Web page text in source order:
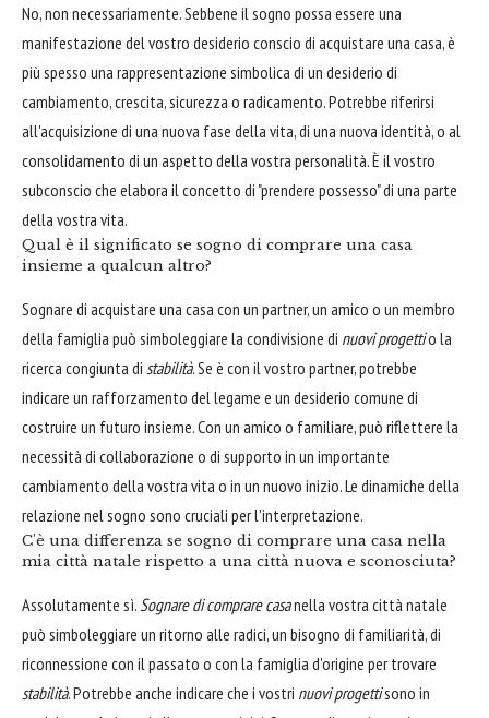
No, non necessariamente. Sebbene il sogno possa essere una
manifestazione del vostro desiderio conscio di acquistare una casa, è
più spesso una rappresentazione simbolica di un desiderio di
cambiamento, crescita, sicurezza o radicamento. Potrebbe riferirsi
all'acquisizione di una nuova fase della vita, di una nuova identità, o al
consolidamento di un aspetto della vostra personalità. È il vostro
subconscio che elabora il concetto di "prendere possesso" di una parte
della vostra vita.
Qual è il significato se sogno di comprare una casa
insieme a qualcun altro?
Sognare di acquistare una casa con un partner, un amico o un membro
della famiglia può simboleggiare la condivisione di nuovi progettio la
ricerca congiunta di stabilità. Se è con il vostro partner, potrebbe
indicare un rafforzamento del legame e un desiderio comune di
costruire un futuro insieme. Con un amico o familiare, può riflettere la
necessità di collaborazione o di supporto in un importante
cambiamento della vostra vita o in un nuovo inizio. Le dinamiche della
relazione nel sogno sono cruciali per l'interpretazione.
C'è una differenza se sogno di comprare una casa nella
mia città natale rispetto a una città nuova e sconosciuta?
Assolutamente sì.Sognare di comprare casanella vostra città natale
può simboleggiare un ritorno alle radici, un bisogno di familiarità, di
riconnessione con il passato o con la famiglia d'origine per trovare
stabilità. Potrebbe anche indicare che i vostri nuovi progettisono in